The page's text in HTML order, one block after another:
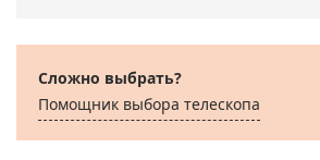
Сложно выбрать?
Помощник выбора телескопа